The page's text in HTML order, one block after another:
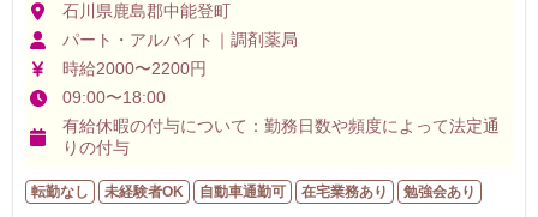
石川県鹿島郡中能登町
パート・アルバイト｜調剤薬局
時給2000〜2200円
09:00〜18:00
有給休暇の付与について：勤務日数や頻度によって法定通
りの付与
転勤なし 未経験者OK 自動車通勤可 在宅業務あり 勉強会あり